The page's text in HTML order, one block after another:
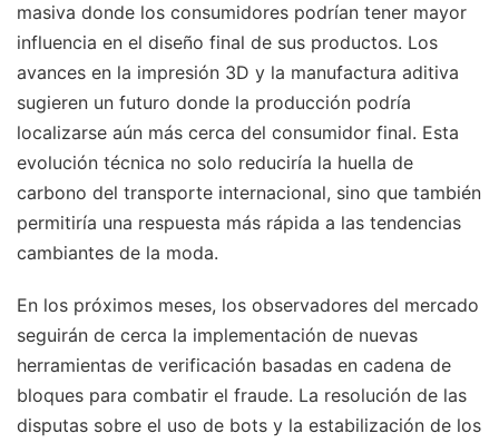
masiva donde los consumidores podrían tener mayor
influencia en el diseño final de sus productos. Los
avances en la impresión 3D y la manufactura aditiva
sugieren un futuro donde la producción podría
localizarse aún más cerca del consumidor final. Esta
evolución técnica no solo reduciría la huella de
carbono del transporte internacional, sino que también
permitiría una respuesta más rápida a las tendencias
cambiantes de la moda.
En los próximos meses, los observadores del mercado
seguirán de cerca la implementación de nuevas
herramientas de verificación basadas en cadena de
bloques para combatir el fraude. La resolución de las
disputas sobre el uso de bots y la estabilización de los